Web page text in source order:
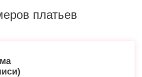
платьев